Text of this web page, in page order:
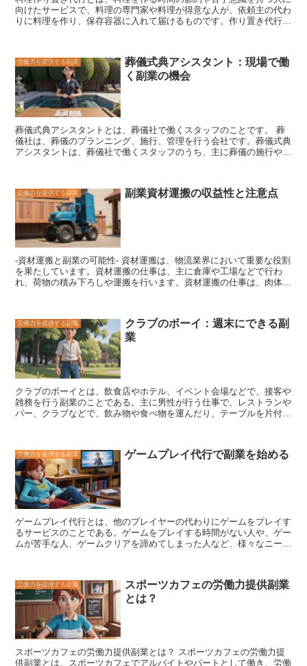
向けたサービスで、料理の専門家や料理が得意な人が、依頼主の代わ
りに料理を作り、保存容器に入れて届けるものです。作り置き代行の
た、作り置き代行は、高齢者や障害者、子育て中の方など、料理をす
ることが難しい人にも利用されています。作り置き代行のサービスを
利用することで、料理の時間を節約し、より充実した生活を送ること
ができます。
労働力を提供する副業
葬儀式典アシスタント：現場で働
く副業の機会
葬儀式典アシスタントとは、葬儀社で働くスタッフのことです。
葬
儀社は、葬儀のプランニング、施行、管理を行う会社です。葬儀式典
アシスタントは、葬儀社で働くスタッフのうち、主に葬儀の施行や管
者の誘導、式次第の進行、弔辞の読み上げなどを行います。 * 葬儀後
の管理葬儀後は、遺族へのアフターフォローや、葬儀に関する書類の
作成などを行います。 葬儀式典アシスタントは、遺族にとって大切
な人を亡くしたという悲しみの中、葬儀をスムーズに執り行うことが
できるようサポートする重要な役割を担っています。
労働力を提供する副業 副業資材運搬の収益性と注意点
-資材運搬と副業の可能性- 資材運搬は、物流業界において重要な役割
を果たしています。資材運搬の仕事は、主に倉庫や工場などで行わ
れ、荷物の積み下ろしや運搬を行います。 資材運搬の仕事は、肉体労
で支払われることが多く、平均時給は1,000円前後です。
仕事は、副業として始めやすく、比較的短時間で稼ぐことができま
す。また、資材運搬の仕事は、肉体労働が中心ですが、特別なスキル
は必要ありません。そのため、誰でもすぐに始められる仕事です。
資材運搬の仕事は、副業として始めるのに適した仕事です。資材運搬
の仕事は、時給で支払われることが多く、平均時給は1,000円前後で
す。資材運搬の仕事は、副業として始めやすく、比較的短時間で稼ぐ
ことができます。また、資材運搬の仕事は、肉体労働が中心ですが、
特別なスキルは必要ありません。そのため、誰でもすぐに始められる
仕事です。
労働力を提供する副業
クラブのボーイ：週末にできる副
業
クラブのボーイとは、飲食店やホテル、イベント会場などで、接客や
雑務を行う副業のことである。 主に男性が行う仕事で、レストランや
バー、クラブなどで、飲み物や食べ物を運んだり、テーブルを片付け
や主婦、定年退職者など、幅広い層の人がこの仕事に就いている。ま
た、クラブのボーイの仕事は、時間や場所が比較的自由なので、本業
の合間や、休日に空いた時間で働くことができる。そのため、副業と
して人気が高い。 クラブのボーイの仕事は、比較的楽に稼ぐことが
できる。しかし、中には、長時間労働や、深夜勤務、体力的にハード
な仕事などもある。また、客の対応など、人間関係に気を遣う必要が
あることも多い。そのため、クラブのボーイの仕事に就く際には、事
前に仕事内容をよく確認し、自分に合っているかどうかを判断するこ
とが大切である。
労働力を提供する副業 ゲームプレイ代行で副業を始める
ゲームプレイ代行とは、他のプレイヤーの代わりにゲームをプレイす
るサービスのことである。ゲームをプレイする時間がない人や、ゲー
ムが苦手な人、ゲームクリアを諦めてしまった人など、様々なニーズ
イするケースもある。また、ゲームの進行状況に応じて料金が発生す
るケースや、月額料金でサービスを提供するケースなど、料金体系も
様々である。 ゲームプレイ代行のメリットは、プレイヤーがゲーム
をプレイする時間を確保したり、ゲームをクリアする達成感を味わう
ことができることである。また、ゲームプレイ代行業者の中には、ゲ
ームの攻略法やテクニックをプレイヤーに教えるサービスを提供して
いるところもあり、プレイヤーのゲームスキルを向上させることも可
能である。 一方で、ゲームプレイ代行のデメリットとしては、プレ
労働力を提供する副業
スポーツカフェの労働力提供副業
とは？
スポーツカフェの労働力提供副業とは？
供副業とは、 スポーツカフェでアルバイトやパートとして働き、労働